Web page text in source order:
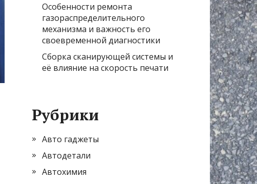
Особенности ремонта
газораспределительного
механизма и важность его
своевременной диагностики
Сборка сканирующей системы и
её влияние на скорость печати
Рубрики
Авто гаджеты
Автодетали
Автохимия